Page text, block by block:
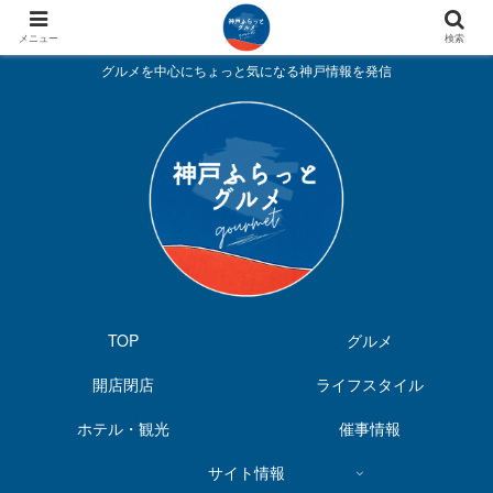
グルメを中心にちょっと気になる神戸情報を発信
TOP
グルメ
開店閉店
ライフスタイル
ホテル・観光
催事情報
サイト情報
メニュー 検索